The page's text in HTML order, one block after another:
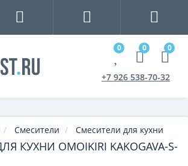
0 0 0
+7 926 538-70-32
Смесители Смесители для кухни
КУХНИ OMOIKIRI KAKOGAVA-S-